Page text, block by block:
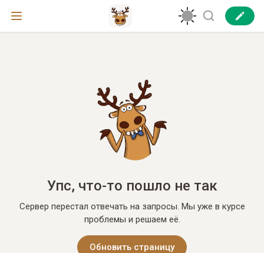
Упс, что-то пошло не так
Сервер перестал отвечать на запросы. Мы уже в курсе
проблемы и решаем её.
Обновить страницу